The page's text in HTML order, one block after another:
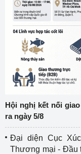
Hội nghị kết nối
ra ngày 5/8
Đại diện Cục
Thương mại - Đầu